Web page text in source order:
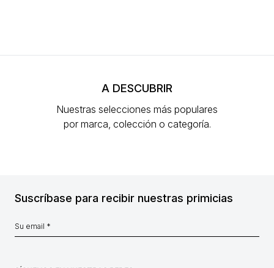
A DESCUBRIR
Nuestras selecciones más populares
por marca, colección o categoría.
Suscríbase para recibir nuestras primicias